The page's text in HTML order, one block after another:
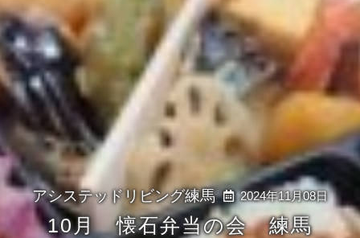
2024年11月08日
10月 懐石弁当の会 練馬